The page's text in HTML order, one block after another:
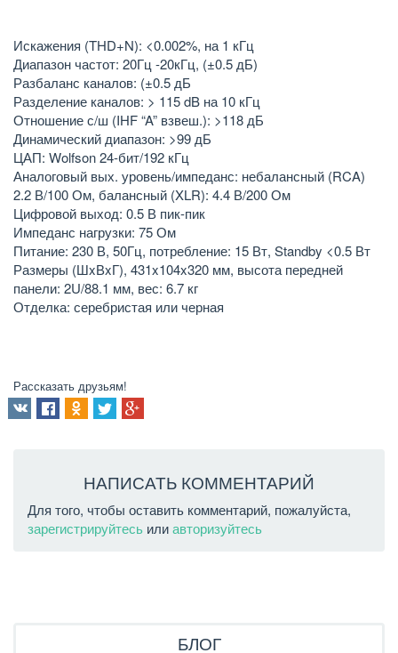
Искажения (THD+N): <0.002%, на 1 кГц
Диапазон частот: 20Гц -20кГц, (±0.5 дБ)
Разбаланс каналов: (±0.5 дБ
Разделение каналов: > 115 dB на 10 кГц
Отношение с/ш (IHF “A” взвеш.): >118 дБ
Динамический диапазон: >99 дБ
ЦАП: Wolfson 24-бит/192 кГц
Аналоговый вых. уровень/импеданс: небалансный (RCA)
2.2 В/100 Ом, балансный (XLR): 4.4 В/200 Ом
Цифровой выход: 0.5 В пик-пик
Импеданс нагрузки: 75 Ом
Питание: 230 В, 50Гц, потребление: 15 Вт, Standby <0.5 Вт
Размеры (ШxВxГ), 431x104x320 мм, высота передней
панели: 2U/88.1 мм, вес: 6.7 кг
Отделка: серебристая или черная
Рассказать друзьям!
НАПИСАТЬ КОММЕНТАРИЙ
Для того, чтобы оставить комментарий, пожалуйста,
зарегистрируйтесь илиавторизуйтесь
БЛОГ